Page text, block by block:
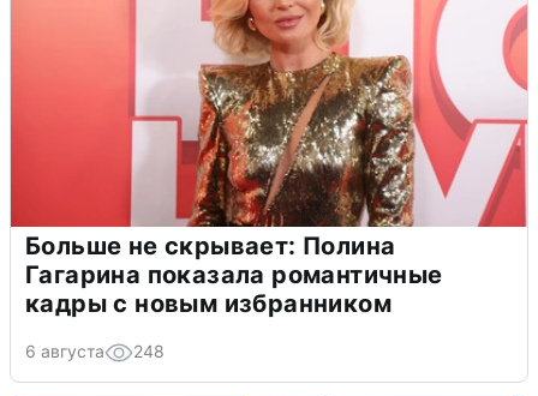
Больше не скрывает: Полина
Гагарина показала романтичные
кадры с новым избранником
6 августа 248